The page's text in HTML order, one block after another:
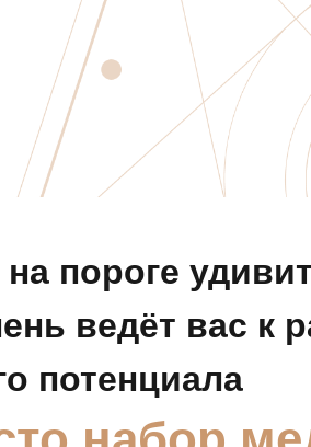
пороге
ведёт вас к
потенциала